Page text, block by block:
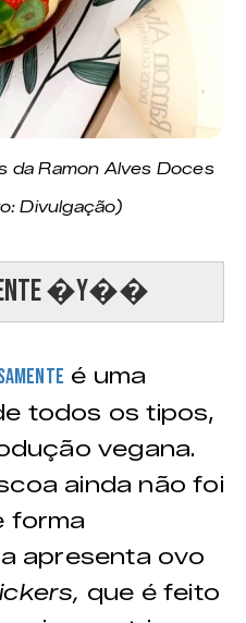
da Ramon Alves Doces
Divulgação)
�Y��
é uma
todos os tipos,
vegana.
ainda não foi
forma
apresenta ovo
que é feito